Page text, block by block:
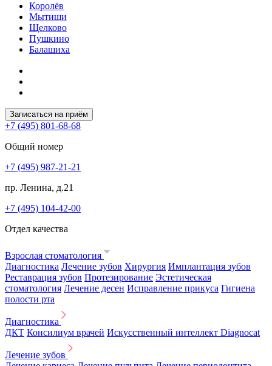
Королёв
Мытищи
Щелково
Пушкино
Балашиха
Записаться на приём
+7 (495) 801-68-68
Общий номер
+7 (495) 987-21-21
пр. Ленина, д.21
+7 (495) 104-42-00
Отдел качества
Взрослая стоматология
Диагностика Лечение зубов Хирургия Имплантация зубов
Реставрация зубов Протезирование Эстетическая
стоматология Лечение десен Исправление прикуса Гигиена
полости рта
Диагностика
ДКТ Консилиум врачей Искусственный интеллект Diagnocat
Лечение зубов